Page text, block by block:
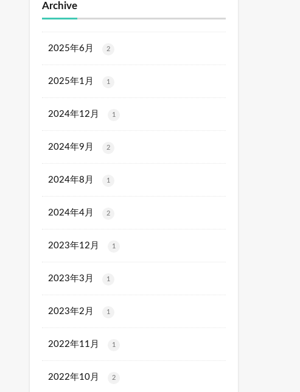
Archive
2025年6月 2
2025年1月 1
2024年12月 1
2024年9月 2
2024年8月 1
2024年4月 2
2023年12月 1
2023年3月 1
2023年2月 1
2022年11月 1
2022年10月 2